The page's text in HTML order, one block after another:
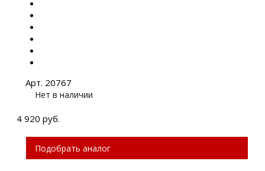
Арт. 20767
Нет в наличии
4 920 руб.
Подобрать аналог